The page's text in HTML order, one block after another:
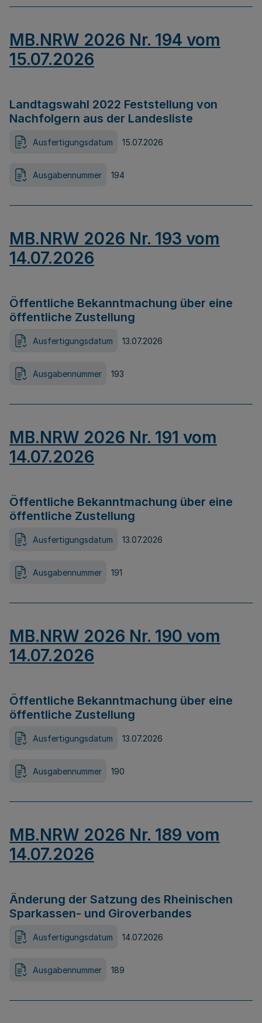
MB.NRW 2026 Nr. 194 vom
15.07.2026
Landtagswahl 2022 Feststellung von
Nachfolgern aus der Landesliste
Ausfertigungsdatum 15.07.2026
Ausgabennummer 194
MB.NRW 2026 Nr. 193 vom
14.07.2026
Öffentliche Bekanntmachung über eine
öffentliche Zustellung
Ausfertigungsdatum 13.07.2026
Ausgabennummer 193
MB.NRW 2026 Nr. 191 vom
14.07.2026
Öffentliche Bekanntmachung über eine
öffentliche Zustellung
Ausfertigungsdatum 13.07.2026
Ausgabennummer 191
MB.NRW 2026 Nr. 190 vom
14.07.2026
Öffentliche Bekanntmachung über eine
öffentliche Zustellung
Ausfertigungsdatum 13.07.2026
Ausgabennummer 190
MB.NRW 2026 Nr. 189 vom
14.07.2026
Änderung der Satzung des Rheinischen
Sparkassen- und Giroverbandes
Ausfertigungsdatum 14.07.2026
Ausgabennummer 189